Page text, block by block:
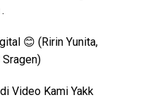
😊 (Ririn Yunita,
Video Kami Yakk